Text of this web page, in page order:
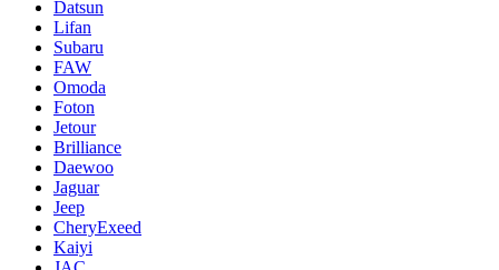
Datsun
Lifan
Subaru
FAW
Omoda
Foton
Jetour
Brilliance
Daewoo
Jaguar
Jeep
CheryExeed
Kaiyi